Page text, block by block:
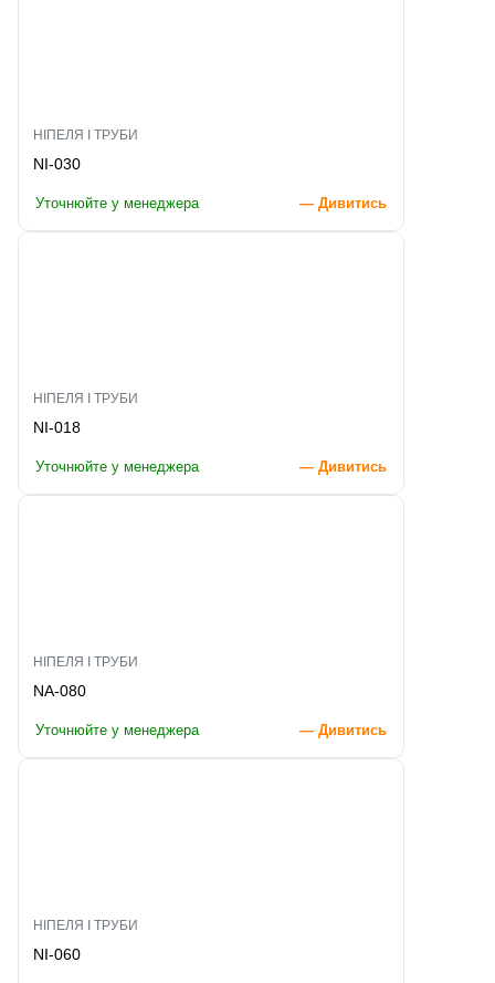
НІПЕЛЯ І ТРУБИ
NI-030
Уточнюйте у менеджера — Дивитись
НІПЕЛЯ І ТРУБИ
NI-018
Уточнюйте у менеджера — Дивитись
НІПЕЛЯ І ТРУБИ
NA-080
Уточнюйте у менеджера — Дивитись
НІПЕЛЯ І ТРУБИ
NI-060